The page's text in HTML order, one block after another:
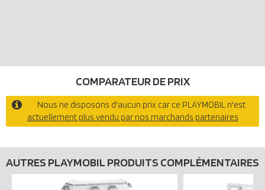
COMPARATEUR DE PRIX
Nous ne disposons d'aucun prix car ce PLAYMOBIL n'est
actuellement plus vendu par nos marchands partenaires
AUTRES PLAYMOBIL PRODUITS COMPLÉMENTAIRES